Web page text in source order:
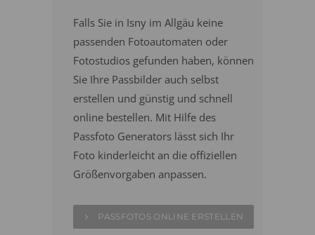
Falls Sie in Isny im Allgäu keine
passenden Fotoautomaten oder
Fotostudios gefunden haben, können
Sie Ihre Passbilder auch selbst
erstellen und günstig und schnell
online bestellen. Mit Hilfe des
Passfoto Generators lässt sich Ihr
Foto kinderleicht an die offiziellen
Größenvorgaben anpassen.
PASSFOTOS ONLINE ERSTELLEN